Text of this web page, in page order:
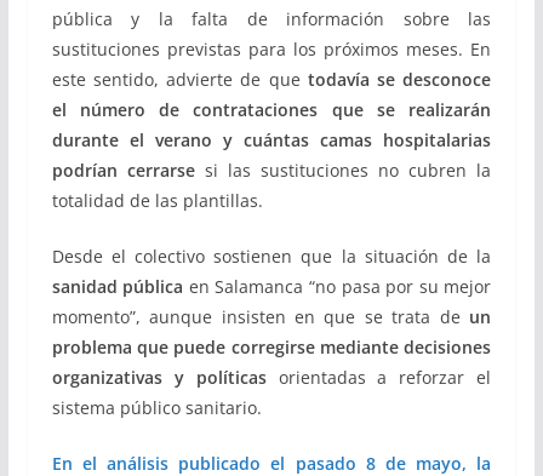
pública y la falta de información sobre las
sustituciones previstas para los próximos meses. En
este sentido, advierte de que todavía se desconoce
el número de contrataciones que se realizarán
durante el verano y cuántas camas hospitalarias
podrían cerrarsesi las sustituciones no cubren la
totalidad de las plantillas.
Desde el colectivo sostienen que la situación de la
sanidad pública en Salamanca “no pasa por su mejor
momento”, aunque insisten en que se trata de un
problema que puede corregirse mediante decisiones
organizativas y políticasorientadas a reforzar el
sistema público sanitario.
En el análisis publicado el pasado 8 de mayo, la